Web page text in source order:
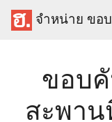
จำหน่าย ขอ
ขอบ
สะพา